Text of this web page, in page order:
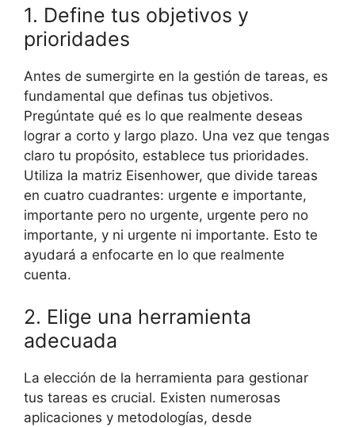
1. Define tus objetivos y
prioridades
Antes de sumergirte en la gestión de tareas, es
fundamental que definas tus objetivos.
Pregúntate qué es lo que realmente deseas
lograr a corto y largo plazo. Una vez que tengas
claro tu propósito, establece tus prioridades.
Utiliza la matriz Eisenhower, que divide tareas
en cuatro cuadrantes: urgente e importante,
importante pero no urgente, urgente pero no
importante, y ni urgente ni importante. Esto te
ayudará a enfocarte en lo que realmente
cuenta.
2. Elige una herramienta
adecuada
La elección de la herramienta para gestionar
tus tareas es crucial. Existen numerosas
aplicaciones y metodologías, desde